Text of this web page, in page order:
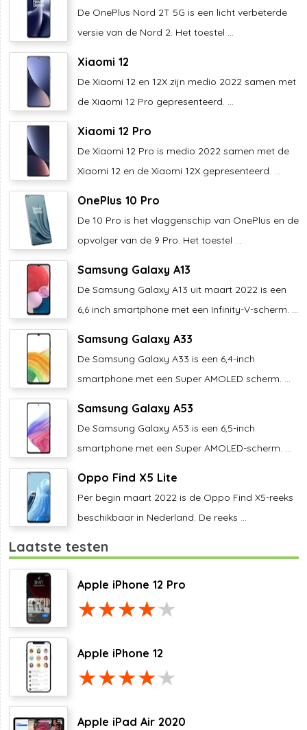
De OnePlus Nord 2T 5G is een licht verbeterde
versie van de Nord 2. Het toestel ...
Xiaomi 12
De Xiaomi 12 en 12X zijn medio 2022 samen met
de Xiaomi 12 Pro gepresenteerd. ...
Xiaomi 12 Pro
De Xiaomi 12 Pro is medio 2022 samen met de
Xiaomi 12 en de Xiaomi 12X gepresenteerd. ...
OnePlus 10 Pro
De 10 Pro is het vlaggenschip van OnePlus en de
opvolger van de 9 Pro. Het toestel ...
Samsung Galaxy A13
De Samsung Galaxy A13 uit maart 2022 is een
6,6 inch smartphone met een Infinity-V-scherm. ...
Samsung Galaxy A33
De Samsung Galaxy A33 is een 6,4-inch
smartphone met een Super AMOLED scherm. ...
Samsung Galaxy A53
De Samsung Galaxy A53 is een 6,5-inch
smartphone met een Super AMOLED-scherm. ...
Oppo Find X5 Lite
Per begin maart 2022 is de Oppo Find X5-reeks
beschikbaar in Nederland. De reeks ...
Laatste testen
Apple iPhone 12 Pro
Apple iPhone 12
Apple iPad Air 2020